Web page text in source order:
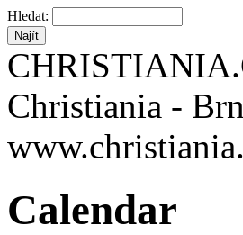
Hledat:
Christiania -
Calendar